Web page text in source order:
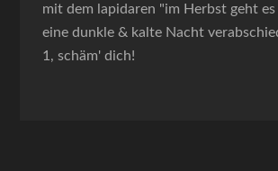
mit dem lapidaren "im Herbst geht
eine dunkle & kalte Nacht
1, schäm' dich!